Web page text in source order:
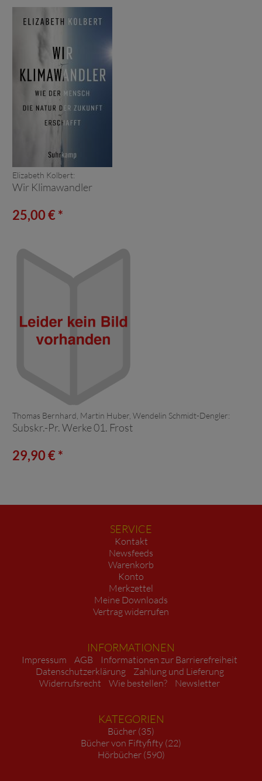
Elizabeth Kolbert:
Wir Klimawandler
25,00 € *
Thomas Bernhard, Martin Huber, Wendelin Schmidt-Dengler:
Subskr.-Pr. Werke 01. Frost
29,90 € *
SERVICE
Kontakt
Newsfeeds
Warenkorb
Konto
Merkzettel
Meine Downloads
Vertrag widerrufen
INFORMATIONEN
Impressum AGB
Informationen zur Barrierefreiheit
Datenschutzerklärung
Zahlung und Lieferung
Widerrufsrecht
Wie bestellen? Newsletter
KATEGORIEN
Bücher (35)
Bücher von Fiftyfifty (22)
Hörbücher (590)